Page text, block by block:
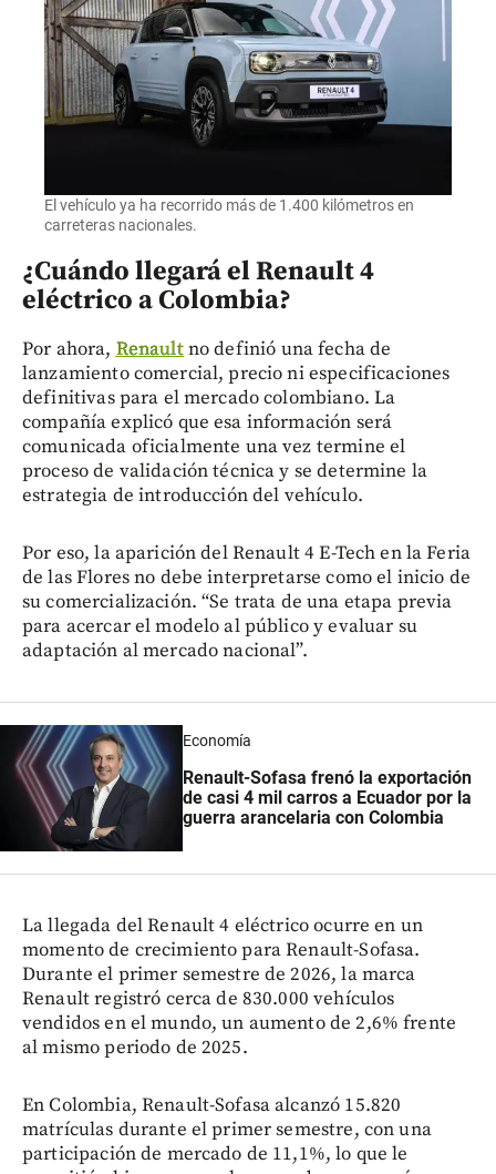
El vehículo ya ha recorrido más de 1.400 kilómetros en
carreteras nacionales.
¿Cuándo llegará el Renault 4
eléctrico a Colombia?
Por ahora, Renaultno definió una fecha de
lanzamiento comercial, precio ni especificaciones
definitivas para el mercado colombiano. La
compañía explicó que esa información será
comunicada oficialmente una vez termine el
proceso de validación técnica y se determine la
estrategia de introducción del vehículo.
Por eso, la aparición del Renault 4 E-Tech en la Feria
de las Flores no debe interpretarse como el inicio de
su comercialización. “Se trata de una etapa previa
para acercar el modelo al público y evaluar su
adaptación al mercado nacional”.
Economía
Renault-Sofasa frenó la exportación
de casi 4 mil carros a Ecuador por la
guerra arancelaria con Colombia
La llegada del Renault 4 eléctrico ocurre en un
momento de crecimiento para Renault-Sofasa.
Durante el primer semestre de 2026, la marca
Renault registró cerca de 830.000 vehículos
vendidos en el mundo, un aumento de 2,6% frente
al mismo periodo de 2025.
En Colombia, Renault-Sofasa alcanzó 15.820
matrículas durante el primer semestre, con una
participación de mercado de 11,1%, lo que le